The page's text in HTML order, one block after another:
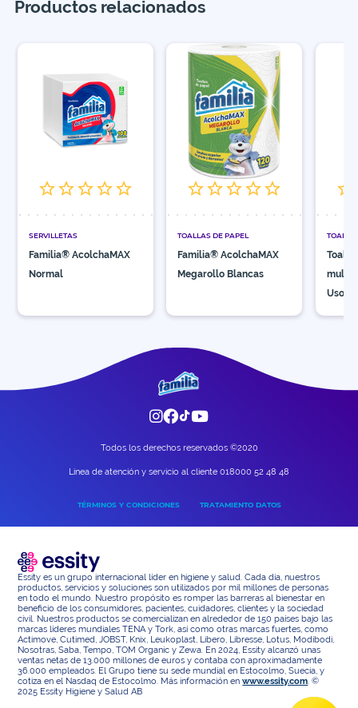
Productos relacionados
SERVILLETAS
Familia® AcolchaMAX
Normal
TOALLAS DE PAPEL
Familia® AcolchaMAX
Megarollo Blancas
Usos
Todos los derechos reservados ©2020
Linea de atención y servicio al cliente 018000 52 48 48
TÉRMINOS Y CONDICIONES TRATAMIENTO DATOS
Essity es un grupo internacional líder en higiene y salud. Cada día, nuestros
productos, servicios y soluciones son utilizados por mil millones de personas
en todo el mundo. Nuestro propósito es romper las barreras al bienestar en
beneficio de los consumidores, pacientes, cuidadores, clientes y la sociedad
civil. Nuestros productos se comercializan en alrededor de 150 países bajo las
marcas líderes mundiales TENA y Tork, así como otras marcas fuertes, como
Actimove, Cutimed, JOBST, Knix, Leukoplast, Libero, Libresse, Lotus, Modibodi,
Nosotras, Saba, Tempo, TOM Organic y Zewa. En 2024, Essity alcanzó unas
ventas netas de 13.000 millones de euros y contaba con aproximadamente
36.000 empleados. El Grupo tiene su sede mundial en Estocolmo, Suecia, y
cotiza en el Nasdaq de Estocolmo. Más información enwww.essity.com. ©
2025 Essity Higiene y Salud AB